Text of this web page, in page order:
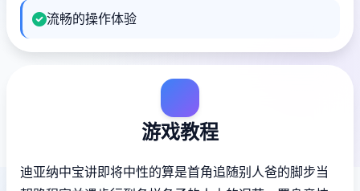
流畅的操作体验
游戏教程
迪亚纳中宝讲即将中性的算是首角追随别人爸的脚步当